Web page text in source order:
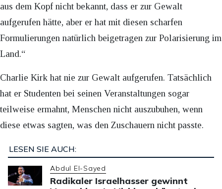
aus dem Kopf nicht bekannt, dass er zur Gewalt
aufgerufen hätte, aber er hat mit diesen scharfen
Formulierungen natürlich beigetragen zur Polarisierung im
Land.“
Charlie Kirk hat nie zur Gewalt aufgerufen. Tatsächlich
hat er Studenten bei seinen Veranstaltungen sogar
teilweise ermahnt, Menschen nicht auszubuhen, wenn
diese etwas sagten, was den Zuschauern nicht passte.
LESEN SIE AUCH:
Abdul El-Sayed
Radikaler Israelhasser gewinnt